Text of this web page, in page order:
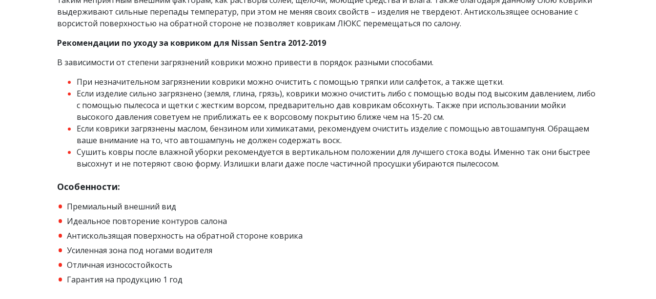
выдерживают сильные перепады температур, при этом не меняя своих свойств – изделия не твердеют. Антискользящее основание с
ворсистой поверхностью на обратной стороне не позволяет коврикам ЛЮКС перемещаться по салону.
Рекомендации по уходу за ковриком для Nissan Sentra 2012-2019
В зависимости от степени загрязнений коврики можно привести в порядок разными способами.
При незначительном загрязнении коврики можно очистить с помощью тряпки или салфеток, а также щетки.
Если изделие сильно загрязнено (земля, глина, грязь), коврики можно очистить либо с помощью воды под высоким давлением, либо
с помощью пылесоса и щетки с жестким ворсом, предварительно дав коврикам обсохнуть. Также при использовании мойки
высокого давления советуем не приближать ее к ворсовому покрытию ближе чем на 15-20 см.
Если коврики загрязнены маслом, бензином или химикатами, рекомендуем очистить изделие с помощью автошампуня. Обращаем
ваше внимание на то, что автошампунь не должен содержать воск.
Сушить ковры после влажной уборки рекомендуется в вертикальном положении для лучшего стока воды. Именно так они быстрее
высохнут и не потеряют свою форму. Излишки влаги даже после частичной просушки убираются пылесосом.
Особенности:
Премиальный внешний вид
Идеальное повторение контуров салона
Антискользящая поверхность на обратной стороне коврика
Усиленная зона под ногами водителя
Отличная износостойкость
Гарантия на продукцию 1 год